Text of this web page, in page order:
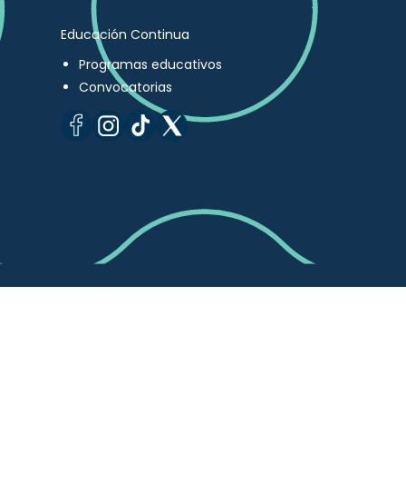
Educación Continua
Programas educativos
Convocatorias